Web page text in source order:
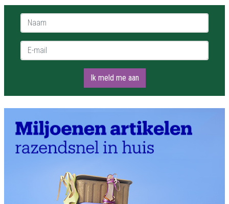
Naam *
E-mail *
Ik meld me aan